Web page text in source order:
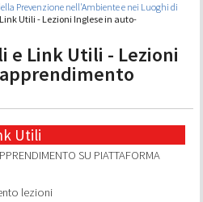
Prevenzione nell'Ambiente e nei Luoghi di
Utili - Lezioni Inglese in auto-
e Link Utili - Lezioni
Utili
SU PIATTAFORMA
lezioni